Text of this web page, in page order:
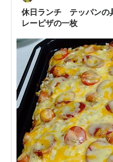
ネーズ味。 三枚分の分量で
休日ランチ テッパンの
レーピザの一枚